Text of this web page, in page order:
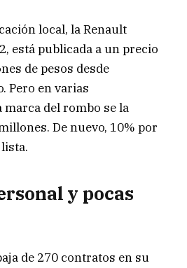
local, la Renault
está publicada a un precio
de pesos desde
Pero en varias
del rombo se la
De nuevo, 10% por
y pocas
de 270 contratos en su